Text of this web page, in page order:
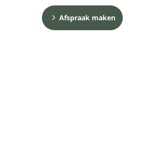
Afspraak maken